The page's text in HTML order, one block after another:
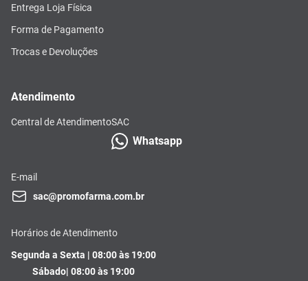
Entrega Loja Física
Forma de Pagamento
Trocas e Devoluções
Atendimento
Central de AtendimentoSAC
Whatsapp
E-mail
sac@promofarma.com.br
Horários de Atendimento
Segunda a Sexta | 08:00 às 19:00
Sábado| 08:00 às 19:00